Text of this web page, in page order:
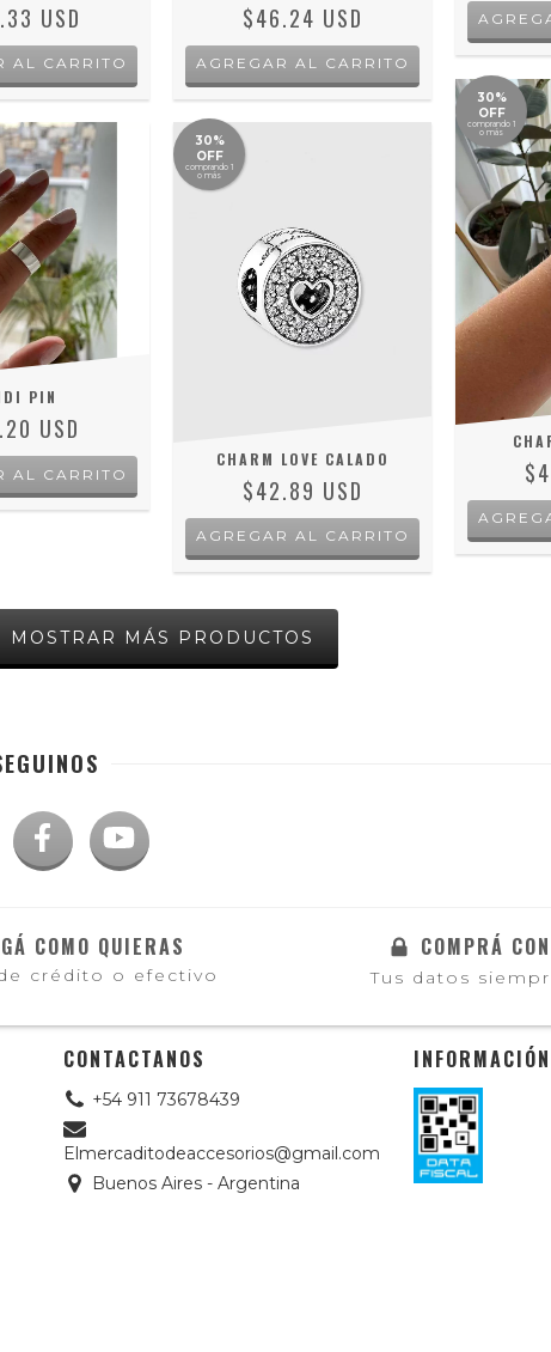
USD
AL CARRITO
$46.24 USD
AGREGAR AL CARRITO
PIN
USD
30%
OFF
comprando 1
o más
CHARM LOVE CALADO
$42.89 USD
AGREGAR AL CARRITO
30%
OFF
comprando 1
o más
MOSTRAR MÁS PRODUCTOS
COMO QUIERAS
crédito o efectivo
COMPRÁ
Tus datos
CONTACTANOS
+54 911 73678439
Elmercaditodeaccesorios@gmail.com
Buenos Aires - Argentina